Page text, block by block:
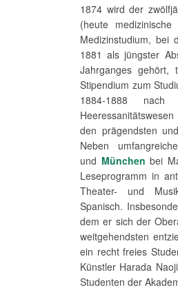
1874 wird der
(heute
Medizinstudium,
1881 als jüngster
Jahrganges
Stipendium zum
1884-1888
den prägendsten
Neben
und München bei
Leseprogramm in
Theater- und
Spanisch.
dem er sich der
weitgehendsten
ein recht freies
Künstler Harada
Studenten der